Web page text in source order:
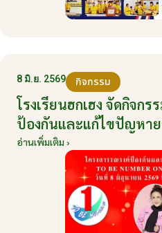
8 มิ.ย. 2569 กิจกรรม
โรงเรียนฮกเฮง จัดกิจก
ป้องกันและแก้ไขปัญหาย
NUMBER ONE อำเภอบ้
2569 ให้กับนักเรียนแก
อ่านเพิ่มเติม ›